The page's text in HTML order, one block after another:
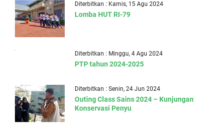
Diterbitkan : Kamis, 15 Agu 2024
Lomba HUT RI-79
Diterbitkan : Minggu, 4 Agu 2024
PTP tahun 2024-2025
Diterbitkan : Senin, 24 Jun 2024
Outing Class Sains 2024 – Kunjungan
Konservasi Penyu